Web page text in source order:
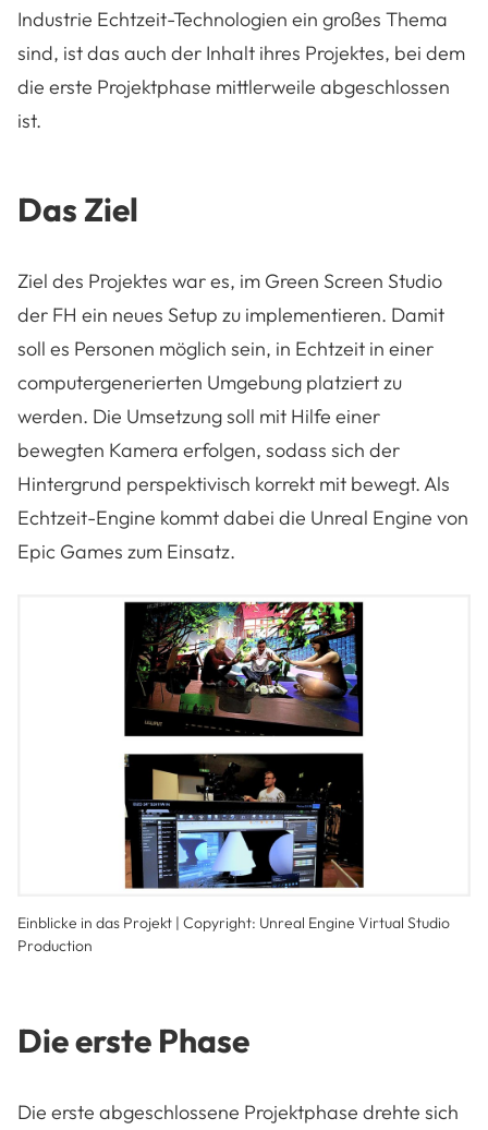
Industrie Echtzeit-Technologien ein großes Thema
sind, ist das auch der Inhalt ihres Projektes, bei dem
die erste Projektphase mittlerweile abgeschlossen
ist.
Das Ziel
Ziel des Projektes war es, im Green Screen Studio
der FH ein neues Setup zu implementieren. Damit
soll es Personen möglich sein, in Echtzeit in einer
computergenerierten Umgebung platziert zu
werden. Die Umsetzung soll mit Hilfe einer
bewegten Kamera erfolgen, sodass sich der
Hintergrund perspektivisch korrekt mit bewegt. Als
Echtzeit-Engine kommt dabei die Unreal Engine von
Epic Games zum Einsatz.
Einblicke in das Projekt | Copyright: Unreal Engine Virtual Studio
Production
Die erste Phase
Die erste abgeschlossene Projektphase drehte sich